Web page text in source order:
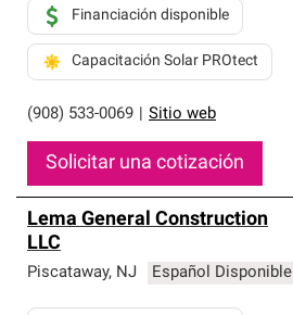
(908) 533-0069 Sitio web
Financiación disponible
Capacitación Solar PROtect
Solicitar una cotización
Lema General Construction
LLC
Piscataway, NJ Español Disponible